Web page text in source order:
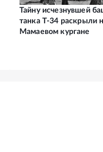
Тайну исчезнувшей
танка Т-34 раскрыли
Мамаевом кургане